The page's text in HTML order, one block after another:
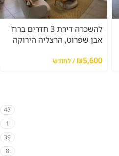
47
1
39
8
להשכרה דירת 3 חדרים ברח'
אבן שפרוט, הרצליה הירוקה
₪5,600 / לחודש